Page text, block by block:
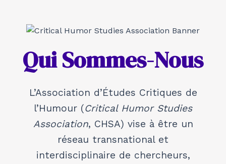
content
Qui Sommes-Nous
L’Association d’Études Critiques de
l’Humour (Critical Humor Studies
Association, CHSA) vise à être un
réseau transnational et
interdisciplinaire de chercheurs,